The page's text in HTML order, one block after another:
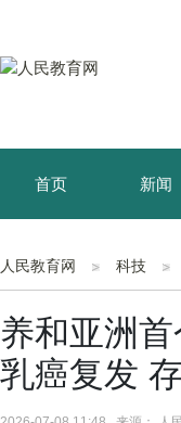
首页 新闻
育儿 资讯
人民教育网 科技
养和亚洲
乳癌复发